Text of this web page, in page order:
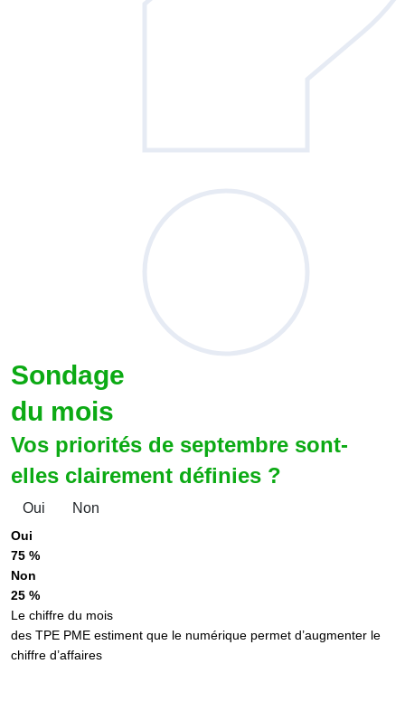
Sondage
du mois
Vos priorités de septembre sont-
elles clairement définies ?
Oui Non
Oui
75 %
Non
25 %
Le chiffre du mois
des TPE PME estiment que le numérique permet d’augmenter le
chiffre d’affaires